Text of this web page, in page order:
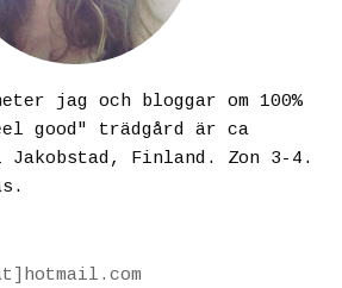
jag och bloggar om 100%
good" trädgård är ca
Jakobstad, Finland. Zon 3-4.